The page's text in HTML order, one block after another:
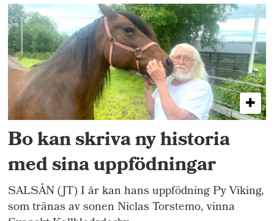
Bo kan skriva ny historia
med sina uppfödningar
SALSÅN (JT) I år kan hans uppfödning Py Viking,
som tränas av sonen Niclas Torstemo, vinna